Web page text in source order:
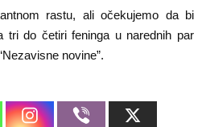
rastu, ali očekujemo da bi
tri do četiri feninga u narednih par
novine”.